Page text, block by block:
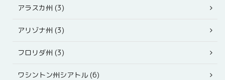
アラスカ州 (3)
アリゾナ州 (3)
フロリダ州 (3)
ワシントン州シアトル (6)